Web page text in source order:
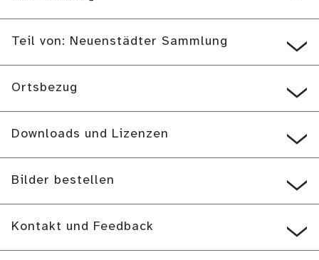
Teil von: Neuenstädter Sammlung
Ortsbezug
Downloads und Lizenzen
Bilder bestellen
Kontakt und Feedback